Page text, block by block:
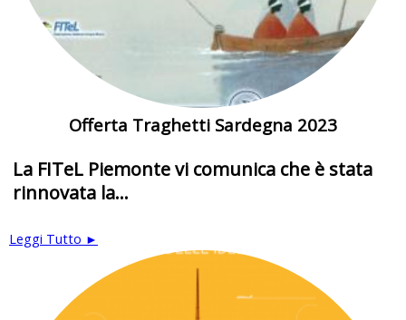
Offerta Traghetti Sardegna 2023
La FITeL Piemonte vi comunica che è stata
rinnovata la...
Leggi Tutto ►